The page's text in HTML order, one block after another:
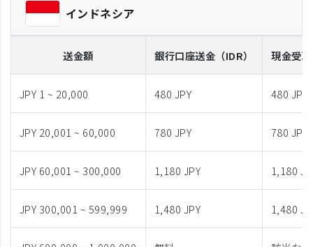
インドネシア
送金額 銀行口座送金 （IDR） 現金受取
JPY 1 ~ 20,000 480 JPY 480 JPY
JPY 20,001 ~ 60,000 780 JPY 780 JPY
JPY 60,001 ~ 300,000 1,180 JPY 1,180
JPY 300,001 ~ 599,999 1,480 JPY 1,480